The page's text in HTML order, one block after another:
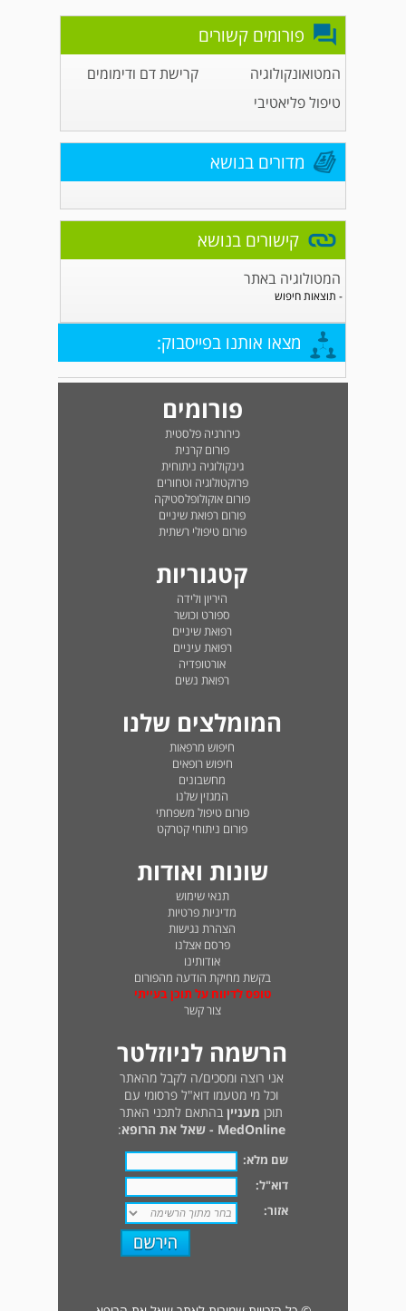
פורומים קשורים
המטואונקולוגיה
קרישת דם ודימומים
טיפול פליאטיבי
מדורים בנושא
קישורים בנושא
המטולוגיה באתר
- תוצאות חיפוש
מצאו אותנו בפייסבוק:
פורומים
כירורגיה פלסטית
פורום קרנית
גינקולוגיה ניתוחית
פרוקטולוגיה וטחורים
פורום אוקולופלסטיקה
פורום רפואת שיניים
פורום טיפולי רשתית
קטגוריות
היריון ולידה
ספורט וכושר
רפואת שיניים
רפואת עיניים
אורטופדיה
רפואת נשים
המומלצים שלנו
חיפוש מרפאות
חיפוש רופאים
מחשבונים
המגזין שלנו
פורום טיפול משפחתי
פורום ניתוחי קטרקט
שונות ואודות
תנאי שימוש
מדיניות פרטיות
הצהרת נגישות
פרסם אצלנו
אודותינו
בקשת מחיקת הודעה מהפורום
טופס לדיווח על תוכן בעייתי
צור קשר
הרשמה לניוזלטר
אני רוצה ומסכים/ה לקבל מהאתר
וכל מי מטעמו דוא"ל פרסומי עם
תוכן מעניין בהתאם לתכני האתר
MedOnline - שאל את הרופא
:
שם מלא:
דוא"ל:
אזור: